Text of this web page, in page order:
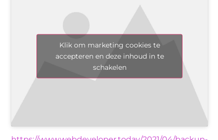
Klik om marketing cookies te
accepteren en deze inhoud in te
schakelen